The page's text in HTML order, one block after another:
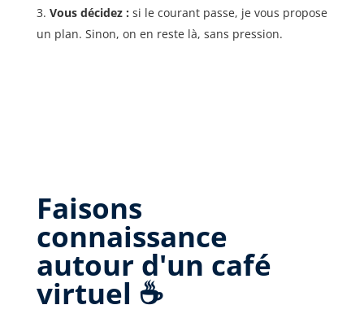
Vous décidez : si le courant passe, je vous propose
un plan. Sinon, on en reste là, sans pression.
Faisons
connaissance
autour d'un café
virtuel ☕